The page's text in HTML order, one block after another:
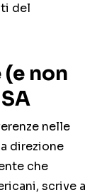
del
non
nelle
direzione
che
scrive a